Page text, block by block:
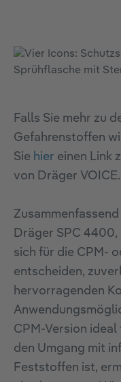
Falls Sie mehr zu
Gefahrenstoffen
Sie hier einen Link
von Dräger VOICE.
Dräger SPC
sich für die CPM-
entscheiden,
hervorragenden
CPM-Version
den Umgang mit
Feststoffen ist,